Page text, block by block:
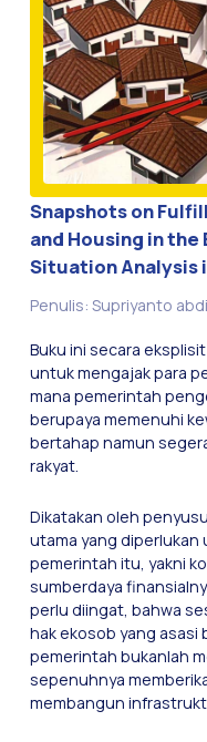
Snapshots on
and Housing in
Situation Analysis
Penulis: Supriyanto
Buku ini secara
untuk mengajak para
mana pemerintah
berupaya memenuhi
bertahap namun
rakyat.
Dikatakan oleh
utama yang
pemerintah itu, yakni
sumberdaya
perlu diingat, bahwa
hak ekosob yang asasi
pemerintah bukanlah
sepenuhnya
membangun